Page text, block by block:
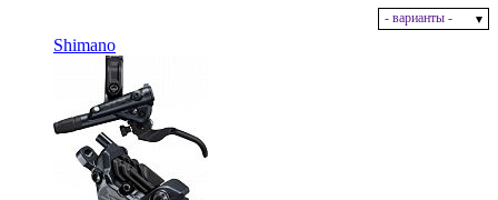
- варианты -
Shimano